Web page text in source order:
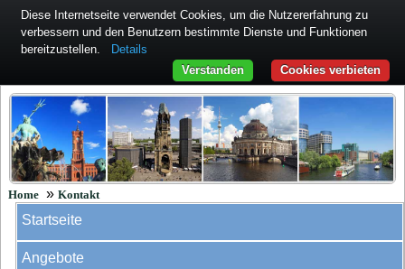
Home » Kontakt
Startseite
Angebote
Diese Internetseite verwendet Cookies, um die Nutzererfahrung zu
verbessern und den Benutzern bestimmte Dienste und Funktionen
bereitzustellen.
Details
Cookies verbieten
Verstanden